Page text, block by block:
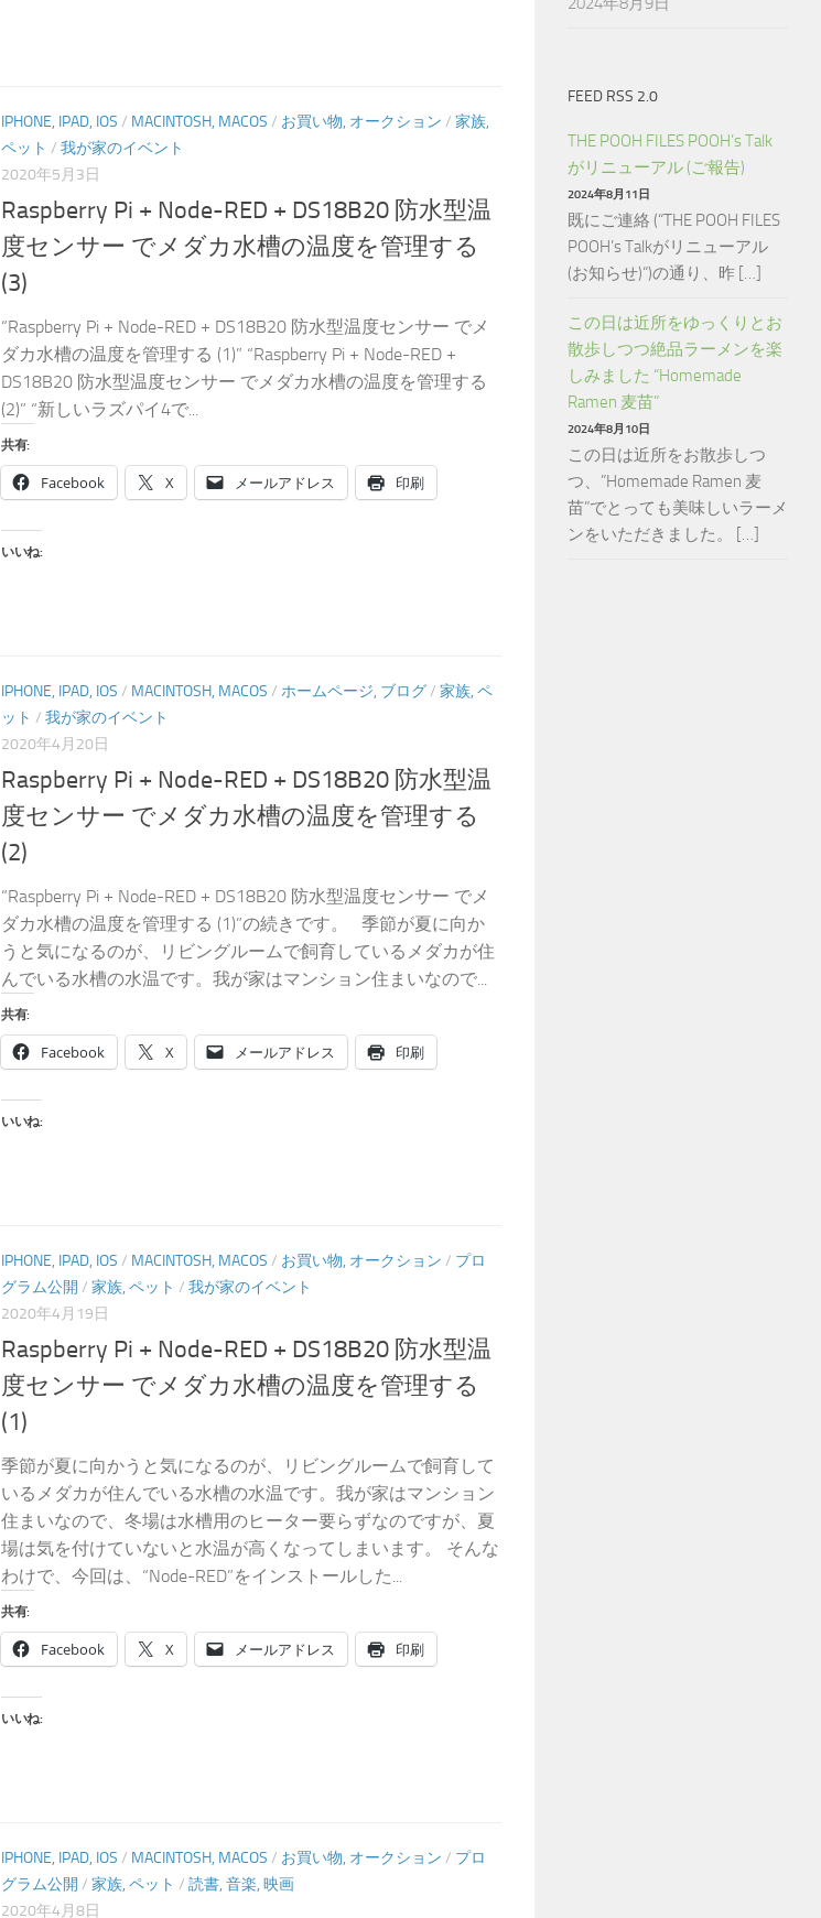
IPHONE, IPAD, IOS / MACINTOSH, MACOS / お買い物, オークション / 家族,
ペット / 我が家のイベント
2020年5月3日
Raspberry Pi + Node-RED + DS18B20 防水型温
度センサー でメダカ水槽の温度を管理する
(3)
“Raspberry Pi + Node-RED + DS18B20 防水型温度センサー でメ
ダカ水槽の温度を管理する (1)” “Raspberry Pi + Node-RED +
DS18B20 防水型温度センサー でメダカ水槽の温度を管理する
(2)” “新しいラズパイ4で...
共有:
Facebook X メールアドレス 印刷
いいね:
IPHONE, IPAD, IOS / MACINTOSH, MACOS / ホームページ, ブログ/ 家族, ペ
ット / 我が家のイベント
2020年4月20日
Raspberry Pi + Node-RED + DS18B20 防水型温
度センサー でメダカ水槽の温度を管理する
(2)
“Raspberry Pi + Node-RED + DS18B20 防水型温度センサー でメ
ダカ水槽の温度を管理する (1)”の続きです。 季節が夏に向か
うと気になるのが、リビングルームで飼育しているメダカが住
んでいる水槽の水温です。我が家はマンション住まいなので...
共有:
Facebook X メールアドレス 印刷
いいね:
IPHONE, IPAD, IOS / MACINTOSH, MACOS / お買い物, オークション / プロ
グラム公開 / 家族, ペット / 我が家のイベント
2020年4月19日
Raspberry Pi + Node-RED + DS18B20 防水型温
度センサー でメダカ水槽の温度を管理する
(1)
季節が夏に向かうと気になるのが、リビングルームで飼育して
いるメダカが住んでいる水槽の水温です。我が家はマンション
住まいなので、冬場は水槽用のヒーター要らずなのですが、夏
場は気を付けていないと水温が高くなってしまいます。 そんな
わけで、今回は、“Node-RED”をインストールした...
共有:
Facebook X メールアドレス 印刷
いいね:
IPHONE, IPAD, IOS / MACINTOSH, MACOS / お買い物, オークション / プロ
グラム公開 / 家族, ペット / 読書, 音楽, 映画
2020年4月8日
FEED RSS 2.0
THE POOH FILES POOH’s Talk
がリニューアル (ご報告)
2024年8月11日
既にご連絡 (“THE POOH FILES
POOH’s Talkがリニューアル
(お知らせ)“)の通り、昨 […]
この日は近所をゆっくりとお
散歩しつつ絶品ラーメンを楽
しみました “Homemade
Ramen 麦苗”
2024年8月10日
この日は近所をお散歩しつ
つ、”Homemade Ramen 麦
苗”でとっても美味しいラーメ
ンをいただきました。 […]